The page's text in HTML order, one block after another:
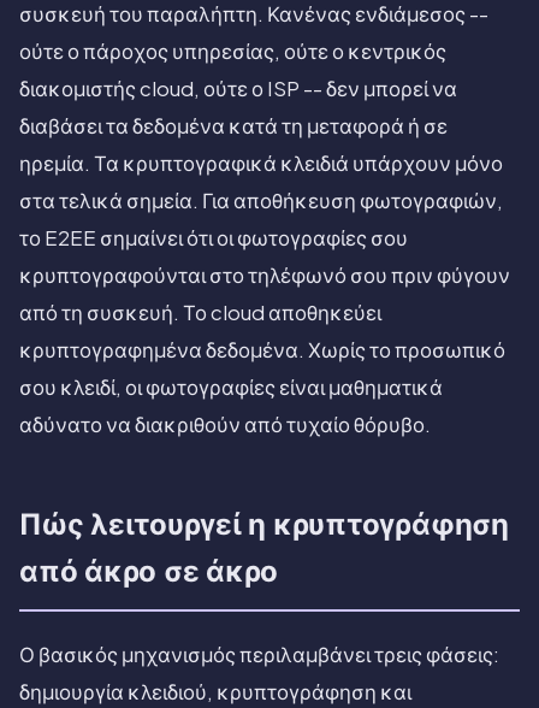
συσκευή του παραλήπτη. Κανένας ενδιάμεσος --
ούτε ο πάροχος υπηρεσίας, ούτε ο κεντρικός
διακομιστής cloud, ούτε ο ISP -- δεν μπορεί να
διαβάσει τα δεδομένα κατά τη μεταφορά ή σε
ηρεμία. Τα κρυπτογραφικά κλειδιά υπάρχουν μόνο
στα τελικά σημεία. Για αποθήκευση φωτογραφιών,
το E2EE σημαίνει ότι οι φωτογραφίες σου
κρυπτογραφούνται στο τηλέφωνό σου πριν φύγουν
από τη συσκευή. Το cloud αποθηκεύει
κρυπτογραφημένα δεδομένα. Χωρίς το προσωπικό
σου κλειδί, οι φωτογραφίες είναι μαθηματικά
αδύνατο να διακριθούν από τυχαίο θόρυβο.
Πώς λειτουργεί η κρυπτογράφηση
από άκρο σε άκρο
Ο βασικός μηχανισμός περιλαμβάνει τρεις φάσεις:
δημιουργία κλειδιού, κρυπτογράφηση και